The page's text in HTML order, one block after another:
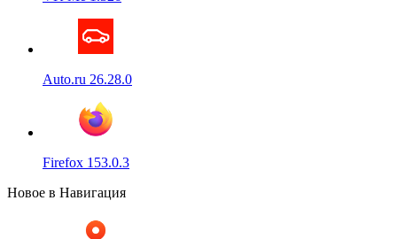
Auto.ru 26.28.0
Firefox 153.0.3
Новое в Навигация